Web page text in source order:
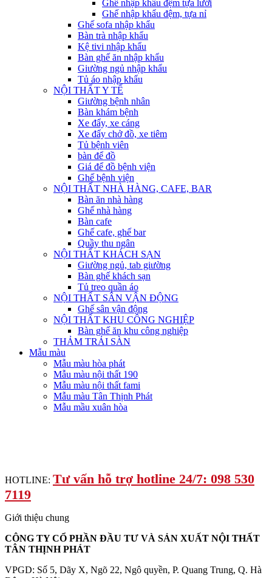
Ghế nhập khẩu đệm tựa lưới
Ghế nhập khẩu đệm, tựa nỉ
Ghế sofa nhập khẩu
Bàn trà nhập khẩu
Kệ tivi nhập khẩu
Bàn ghế ăn nhập khẩu
Giường ngủ nhập khẩu
Tủ áo nhập khẩu
NỘI THẤT Y TẾ
Giường bệnh nhân
Bàn khám bệnh
Xe đẩy, xe cáng
Xe đẩy chở đồ, xe tiêm
Tủ bệnh viên
bàn để đồ
Giá để đồ bệnh viện
Ghế bệnh viện
NỘI THẤT NHÀ HÀNG, CAFE, BAR
Bàn ăn nhà hàng
Ghế nhà hàng
Bàn cafe
Ghế cafe, ghế bar
Quầy thu ngân
NỘI THẤT KHÁCH SẠN
Giường ngủ, tab giường
Bàn ghế khách sạn
Tủ treo quần áo
NỘI THẤT SÂN VẬN ĐỘNG
Ghế sân vận động
NỘI THẤT KHU CÔNG NGHIỆP
Bàn ghế ăn khu công nghiệp
THẢM TRẢI SÀN
Mẫu màu
Mẫu màu hòa phát
Mẫu màu nội thất 190
Mẫu màu nội thất fami
Mẫu màu Tân Thịnh Phát
Mẫu mầu xuân hòa
HOTLINE: Tư vấn hỗ trợ hotline 24/7: 098 530
7119
Giới thiệu chung
CÔNG TY CỔ PHẦN ĐẦU TƯ VÀ SẢN XUẤT NỘI THẤT
TÂN THỊNH PHÁT
VPGD: Số 5, Dãy X, Ngõ 22, Ngô quyền, P. Quang Trung, Q. Hà